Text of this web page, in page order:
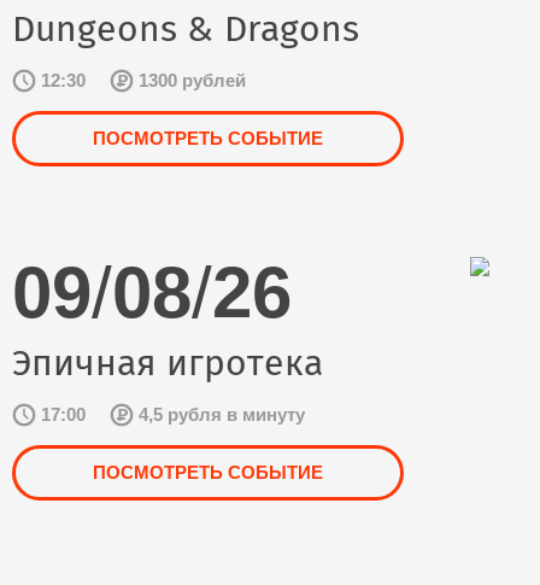
Dungeons & Dragons
12:30 1300 рублей
ПОСМОТРЕТЬ СОБЫТИЕ
09/08/26
Эпичная игротека
17:00 4,5 рубля в минуту
ПОСМОТРЕТЬ СОБЫТИЕ